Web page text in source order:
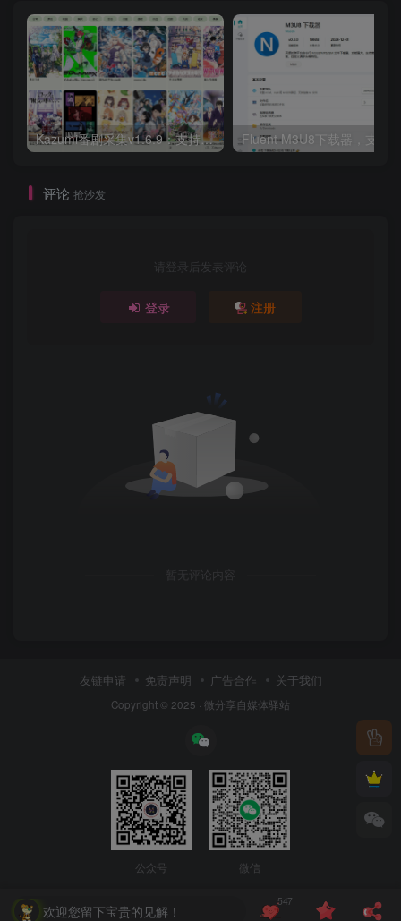
Kazumi番剧采集v1.6.9：支持自定义规则+在线观看+弹幕，跨平台下载 Fluent M3U8下载器，支持
评论 抢沙发
请登录后发表评论
登录 注册
暂无评论内容
友链申请 免责声明 广告合作 关于我们
Copyright © 2025 · 微分享自媒体驿站
公众号 微信
欢迎您留下宝贵的见解！
547